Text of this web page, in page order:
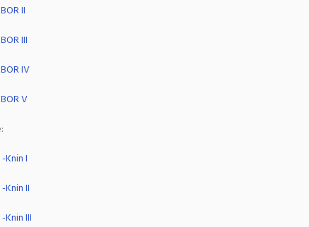
II
III
IV
V
Knin I
Knin II
Knin III